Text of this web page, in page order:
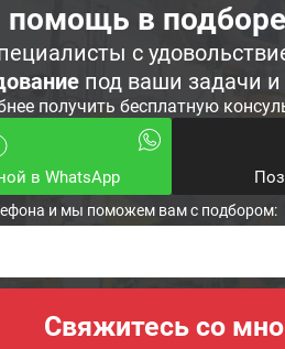
в
с
под ваши задачи
получить бесплатную
в WhatsApp
и мы поможем вам с подбором: